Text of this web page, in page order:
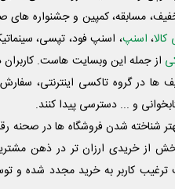
مسابقه، کمپین و جشنواره های
، اسنپ، اسنپ فود، تپسی،
از جمله این وبسایت ‌هاست. کاربران
در گروه تاکسی اینترنتی، سفارش
و ... دسترسی پیدا کنند.
شناخته شدن فروشگاه ها در صحنه
از خریدی ارزان تر در ذهن
کاربر به خرید مجدد شده و